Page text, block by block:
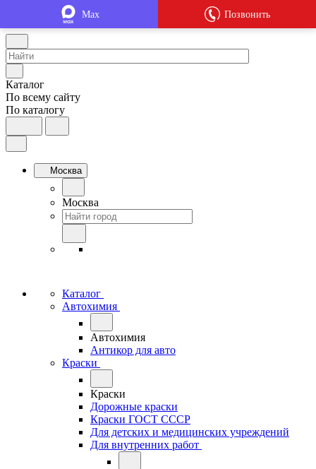
Каталог
По всему сайту
По каталогу
Москва
Москва
Каталог
Автохимия
Автохимия
Антикор для авто
Краски
Краски
Дорожные краски
Краски ГОСТ СССР
Для детских и медицинских учреждений
Для внутренних работ
Max Позвонить